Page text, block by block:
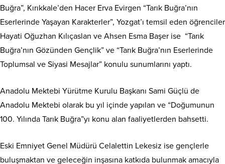
Buğra”, Kırıkkale’den Hacer Erva Evirgen “Tarık Buğra’nın
Eserlerinde Yaşayan Karakterler”, Yozgat’ı temsil eden öğrenciler
Hayati Oğuzhan Kılıçaslan ve Ahsen Esma Başer ise “Tarık
Buğra’nın Gözünden Gençlik” ve “Tarık Buğra’nın Eserlerinde
Toplumsal ve Siyasi Mesajlar” konulu sunumlarını yaptı.
Anadolu Mektebi Yürütme Kurulu Başkanı Sami Güçlü de
Anadolu Mektebi olarak bu yıl içinde yapılan ve “Doğumunun
100. Yılında Tarık Buğra”yı konu alan faaliyetlerden bahsetti.
Eski Emniyet Genel Müdürü Celalettin Lekesiz ise gençlerle
buluşmaktan ve geleceğin inşasına katkıda bulunmak amacıyla